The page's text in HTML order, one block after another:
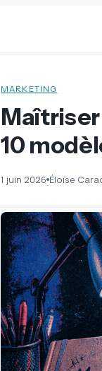
MARKETING
10
1 juin 2026·Éloïse